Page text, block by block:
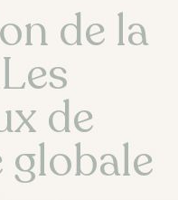
de la
de
globale